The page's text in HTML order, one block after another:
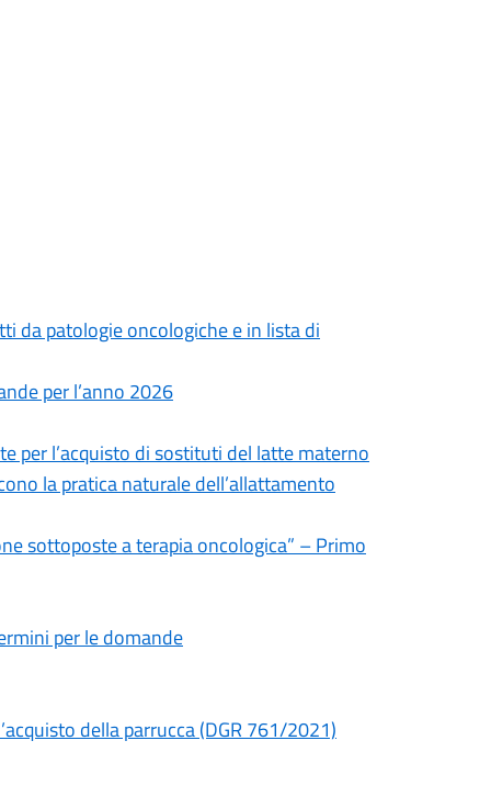
da patologie oncologiche e in lista di
per l’anno 2026
per l’acquisto di sostituti del latte materno
la pratica naturale dell’allattamento
sottoposte a terapia oncologica” – Primo
per le domande
della parrucca (DGR 761/2021)